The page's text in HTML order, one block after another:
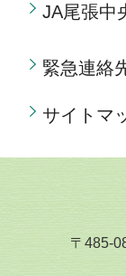
JA尾張中
緊急連絡
サイトマ
〒485-